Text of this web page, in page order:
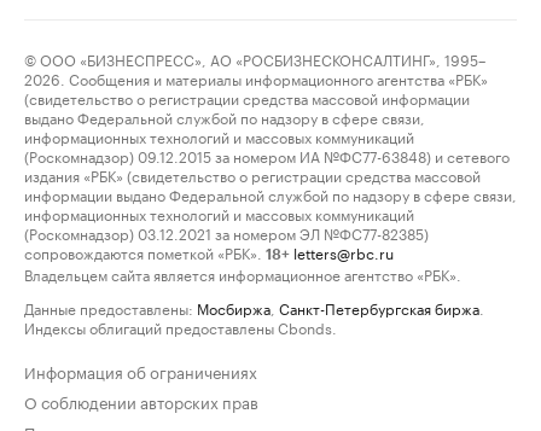
© ООО «БИЗНЕСПРЕСС», АО «РОСБИЗНЕСКОНСАЛТИНГ», 1995–
2026. Сообщения и материалы информационного агентства «РБК»
(свидетельство о регистрации средства массовой информации
выдано Федеральной службой по надзору в сфере связи,
информационных технологий и массовых коммуникаций
(Роскомнадзор) 09.12.2015 за номером ИА №ФС77-63848) и сетевого
издания «РБК» (свидетельство о регистрации средства массовой
информации выдано Федеральной службой по надзору в сфере связи,
информационных технологий и массовых коммуникаций
(Роскомнадзор) 03.12.2021 за номером ЭЛ №ФС77-82385)
сопровождаются пометкой «РБК».
18+ letters@rbc.ru
Владельцем сайта является информационное агентство «РБК».
Данные предоставлены: Мосбиржа Санкт-Петербургская биржа
Индексы облигаций предоставлены Cbonds.
Информация об ограничениях
О соблюдении авторских прав